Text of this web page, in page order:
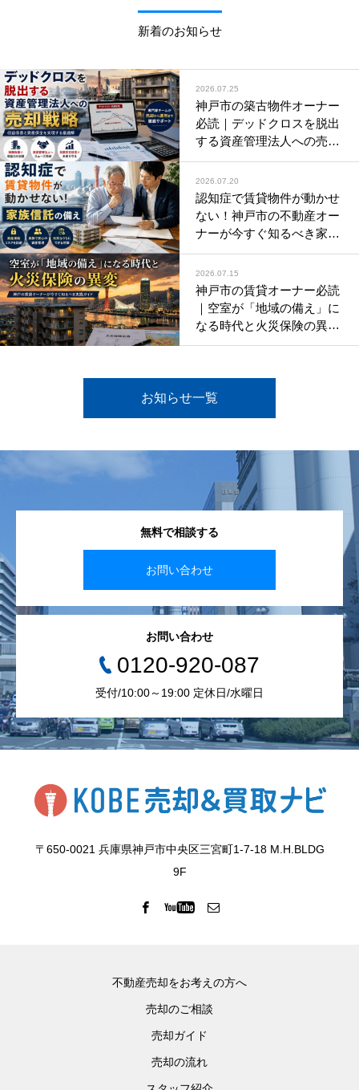
新着のお知らせ
2026.07.25
神戸市の築古物件オーナー
必読｜デッドクロスを脱出
する資産管理法人への売却
と減価償却の財務戦略
2026.07.20
認知症で賃貸物件が動かせ
ない！神戸市の不動産オー
ナーが今すぐ知るべき家族
信託の備え
2026.07.15
神戸市の賃貸オーナー必読
｜空室が「地域の備え」に
なる時代と火災保険の異変
に今すぐ備える
お知らせ一覧
無料で相談する
お問い合わせ
お問い合わせ
0120-920-087
受付/10:00～19:00 定休日/水曜日
〒650-0021 兵庫県神戸市中央区三宮町1-7-18 M.H.BLDG
9F
不動産売却をお考えの方へ
売却のご相談
売却ガイド
売却の流れ